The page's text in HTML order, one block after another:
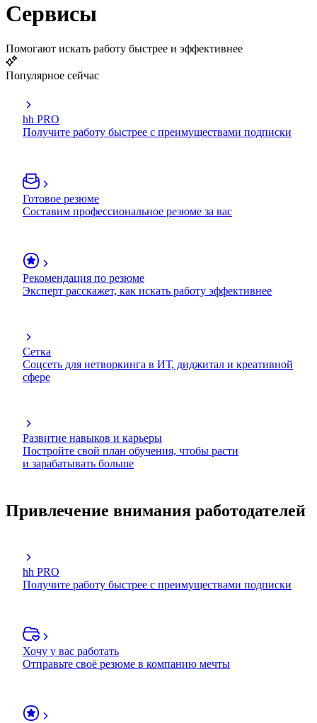
Сервисы
Помогают искать работу быстрее и эффективнее
Популярное сейчас
hh PRO
Получите работу быстрее с преимуществами подписки
Готовое резюме
Составим профессиональное резюме за вас
Рекомендация по резюме
Эксперт расскажет, как искать работу эффективнее
Сетка
Соцсеть для нетворкинга в ИТ, диджитал и креативной
сфере
Развитие навыков и карьеры
Постройте свой план обучения, чтобы расти
и зарабатывать больше
Привлечение внимания работодателей
hh PRO
Получите работу быстрее с преимуществами подписки
Хочу у вас работать
Отправьте своё резюме в компанию мечты